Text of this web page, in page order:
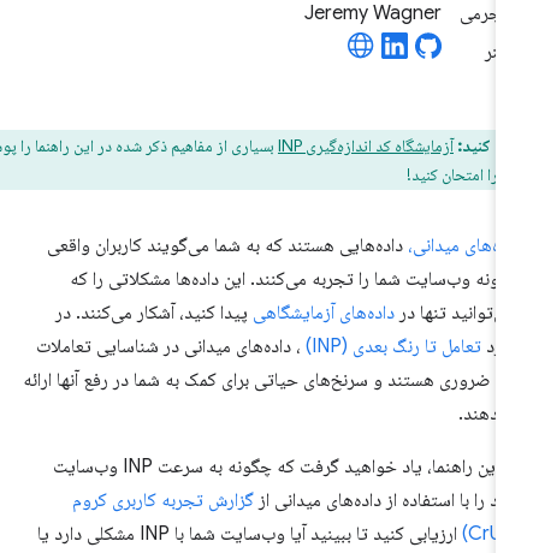
Jeremy Wagner
کنید:آزمایشگاه کد اندازه‌گیری INP
بسیاری از مفاهیم ذکر شده در این راهنما را پوشش
امتحان کنید!
میدانی،داده‌هایی هستند که به شما می‌گویند کاربران واقعی
وب‌سایت شما را تجربه می‌کنند. این داده‌ها مشکلاتی را که
تنها درداده‌های آزمایشگاهیپیدا کنید، آشکار می‌کنند. در
تعامل تا رنگ بعدی (INP)
، داده‌های میدانی در شناسایی تعاملات
ضروری هستند و سرنخ‌های حیاتی برای کمک به شما در رفع آنها ارائه
در این راهنما، یاد خواهید گرفت که چگونه به سرعت INP وب‌سایت
را با استفاده از داده‌های میدانی از گزارش تجربه کاربری کروم
ارزیابی کنید تا ببینید آیا وب‌سایت شما با INP مشکلی دارد یا